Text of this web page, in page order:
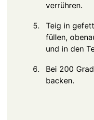
verrühren.
Teig in
füllen,
und in den
Bei 200
backen.